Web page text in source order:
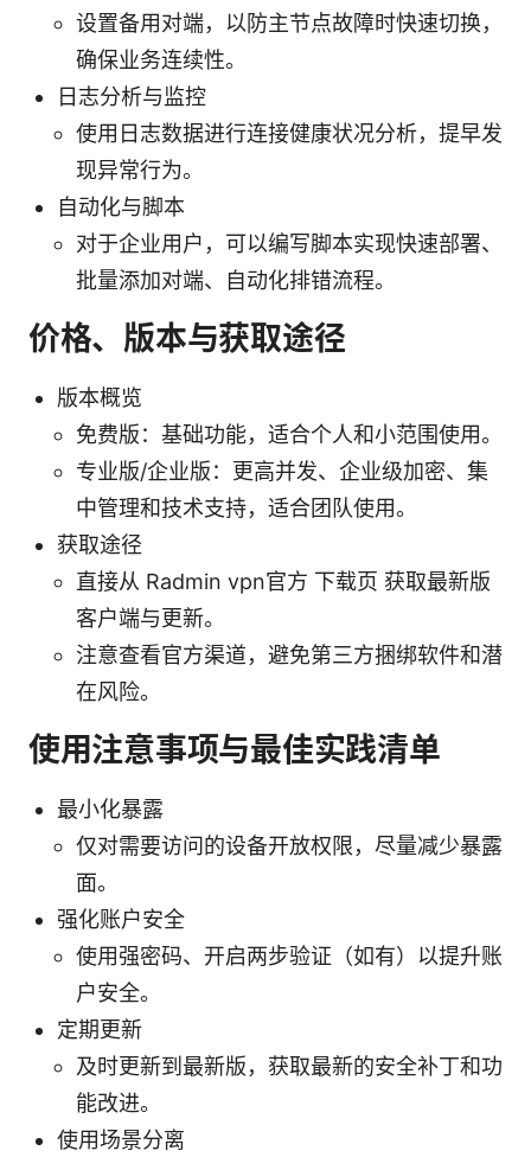
设置备用对端，以防主节点故障时快速切换，
确保业务连续性。
日志分析与监控
使用日志数据进行连接健康状况分析，提早发
现异常行为。
自动化与脚本
对于企业用户，可以编写脚本实现快速部署、
批量添加对端、自动化排错流程。
价格、版本与获取途径
版本概览
免费版：基础功能，适合个人和小范围使用。
专业版/企业版：更高并发、企业级加密、集
中管理和技术支持，适合团队使用。
获取途径
直接从 Radmin vpn官方 下载页 获取最新版
客户端与更新。
注意查看官方渠道，避免第三方捆绑软件和潜
在风险。
使用注意事项与最佳实践清单
最小化暴露
仅对需要访问的设备开放权限，尽量减少暴露
面。
强化账户安全
使用强密码、开启两步验证（如有）以提升账
户安全。
定期更新
及时更新到最新版，获取最新的安全补丁和功
能改进。
使用场景分离